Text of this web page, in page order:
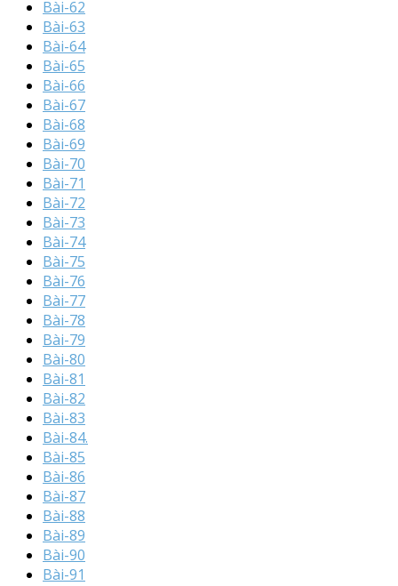
Bài-62
Bài-63
Bài-64
Bài-65
Bài-66
Bài-67
Bài-68
Bài-69
Bài-70
Bài-71
Bài-72
Bài-73
Bài-74
Bài-75
Bài-76
Bài-77
Bài-78
Bài-79
Bài-80
Bài-81
Bài-82
Bài-83
Bài-84.
Bài-85
Bài-86
Bài-87
Bài-88
Bài-89
Bài-90
Bài-91